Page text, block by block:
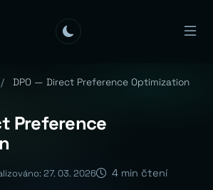
/ DPO — Direct Preference Optimization
Preference
27. 03. 2026 4 min čtení